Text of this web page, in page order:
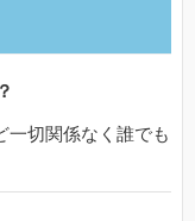
一切関係なく誰でも